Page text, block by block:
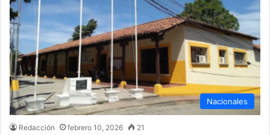
Nacionales
Redacción febrero 10, 2026 21